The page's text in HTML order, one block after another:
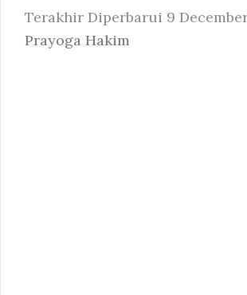
9
Prayoga Hakim